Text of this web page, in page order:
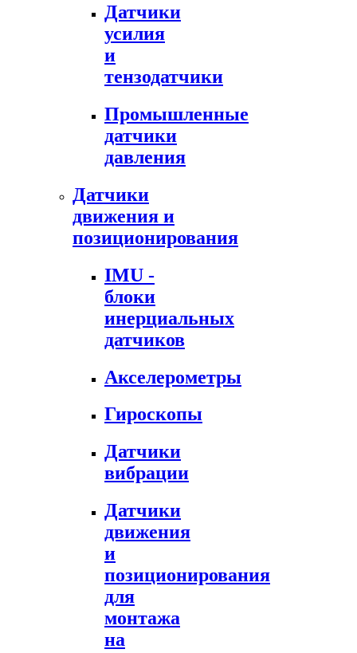
Датчики
усилия
и
тензодатчики
Промышленные
датчики
давления
Датчики
движения и
позиционирования
IMU -
блоки
инерциальных
датчиков
Акселерометры
Гироскопы
Датчики
вибрации
Датчики
движения
и
позиционирования
для
монтажа
на